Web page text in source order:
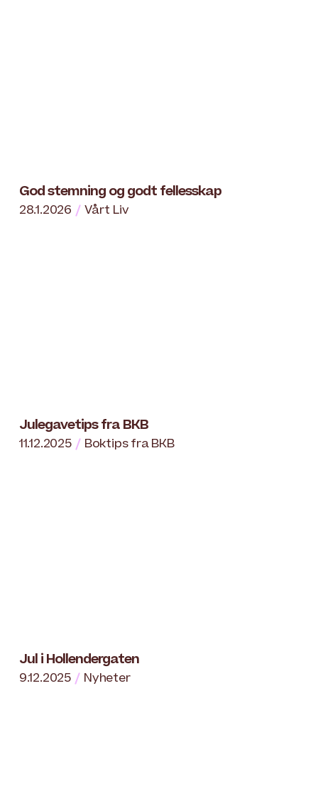
God stemning og godt fellesskap
28.1.2026 Vårt Liv
Julegavetips fra BKB
11.12.2025 Boktips fra BKB
Jul i Hollendergaten
9.12.2025 Nyheter